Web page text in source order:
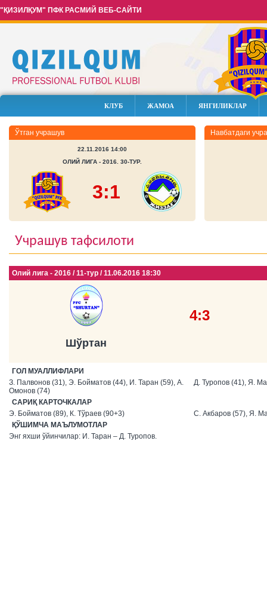
"ҚИЗИЛҚУМ" ПФК РАСМИЙ ВЕБ-САЙТИ
КЛУБ ЖАМОА ЯНГИЛИКЛАР
Ўтган учрашув
22.11.2016 14:00
ОЛИЙ ЛИГА - 2016. 30-ТУР.
3:1
Навбатдаги
Учрашув тафсилоти
Олий лига - 2016 / 11-тур / 11.06.2016 18:30
Шўртан
4:3
ГОЛ МУАЛЛИФЛАРИ
З. Палвонов (31), Э. Бойматов (44), И. Таран (59), А.
Омонов (74)
Д. Туропов (41), Я.
САРИҚ КАРТОЧКАЛАР
Э. Бойматов (89), К. Тўраев (90+3)
С. Акбаров (57), Я.
ҚЎШИМЧА МАЪЛУМОТЛАР
Энг яхши ўйинчилар: И. Таран – Д. Туропов.